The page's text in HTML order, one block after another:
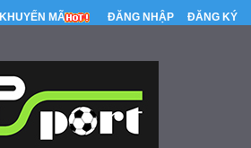
KHUYẾN MÃI ĐĂNG NHẬP ĐĂNG KÝ